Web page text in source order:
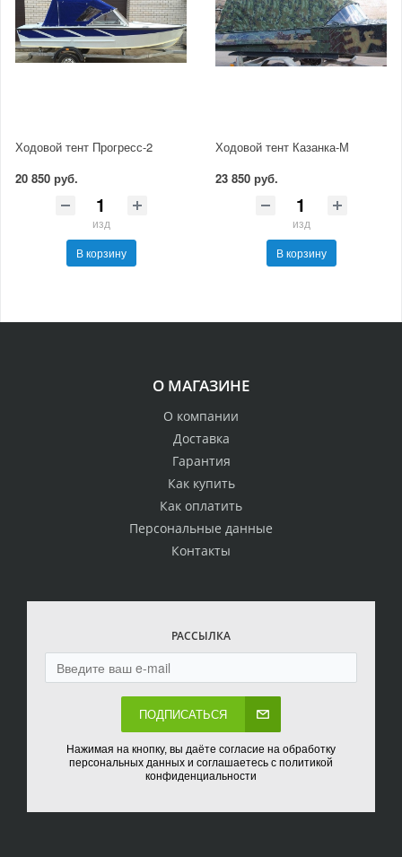
Ходовой тент Прогресс-2
20 850 руб.
изд
В корзину
Ходовой тент Казанка-М
23 850 руб.
изд
В корзину
О МАГАЗИНЕ
О компании
Доставка
Гарантия
Как купить
Как оплатить
Персональные данные
Контакты
РАССЫЛКА
ПОДПИСАТЬСЯ
Нажимая на кнопку, вы даёте согласие на обработку
персональных данных и соглашаетесь с политикой
конфиденциальности